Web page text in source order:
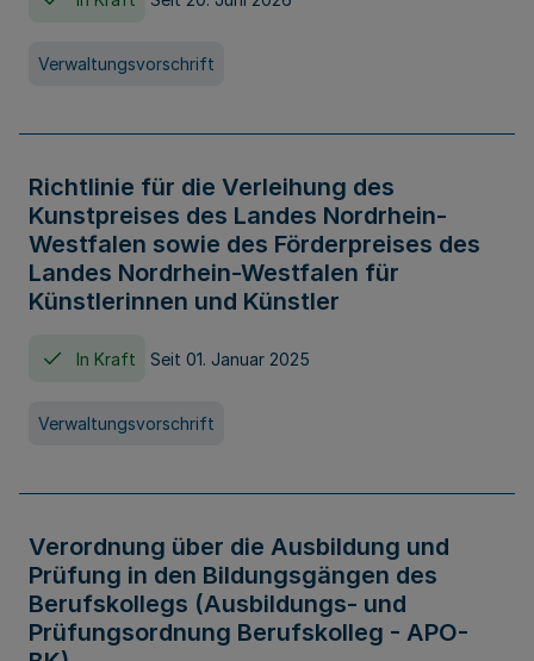
Verwaltungsvorschrift
Richtlinie für die Verleihung des
Kunstpreises des Landes Nordrhein-
Westfalen sowie des Förderpreises des
Landes Nordrhein-Westfalen für
Künstlerinnen und Künstler
In Kraft Seit 01. Januar 2025
Verwaltungsvorschrift
Verordnung über die Ausbildung und
Prüfung in den Bildungsgängen des
Berufskollegs (Ausbildungs- und
Prüfungsordnung Berufskolleg - APO-